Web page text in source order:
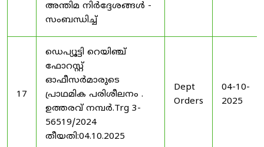
അന്തിമ നിർദ്ദേശങ്ങൾ -
സംബന്ധിച്ച്
17
ഡെപ്യൂട്ടി റെയിഞ്ച്
ഫോറസ്റ്റ്
ഓഫീസർമാരുടെ
പ്രാഥമിക പരിശീലനം .
ഉത്തരവ് നമ്പർ.Trg 3-
56519/2024
തീയതി:04.10.2025
Dept
Orders
04-10-
2025